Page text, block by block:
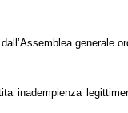
blea generale
inadempienza